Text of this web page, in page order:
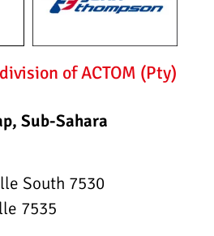
of ACTOM (Pty)
Sub-Sahara
South 7530
7535